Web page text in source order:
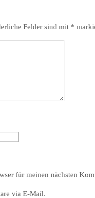
Felder sind mit *
für meinen nächsten
via E-Mail.